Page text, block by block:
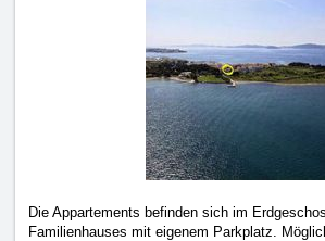
Die Appartements befinden sich im
Familienhauses mit eigenem Parkplatz.